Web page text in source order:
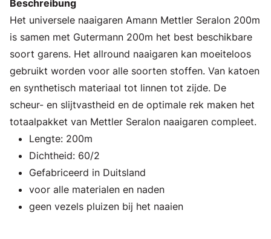
Beschreibung
Het universele naaigaren Amann Mettler Seralon 200m
is samen met Gutermann 200m het best beschikbare
soort garens. Het allround naaigaren kan moeiteloos
gebruikt worden voor alle soorten stoffen. Van katoen
en synthetisch materiaal tot linnen tot zijde. De
scheur- en slijtvastheid en de optimale rek maken het
totaalpakket van Mettler Seralon naaigaren compleet.
Lengte: 200m
Dichtheid: 60/2
Gefabriceerd in Duitsland
voor alle materialen en naden
geen vezels pluizen bij het naaien